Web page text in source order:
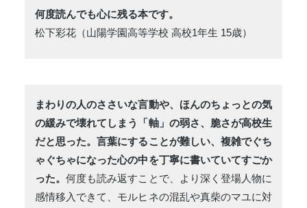
何度読んでも心に残る本です。
松下彩花（山陽学園高等学校 高校1年生 15歳）
まわりの人のささいな言動や、ほんのちょっとの気
の緩みで壊れてしまう「軸」の弱さ、脆さが高校生
だと思った。言葉にすることが難しい、複雑でぐち
ゃぐちゃになった心の中を丁寧に書いていてすごか
った。何度も読み返すことで、より深く登場人物に
感情移入できて、モルヒネの混乱や真柴のマユに対